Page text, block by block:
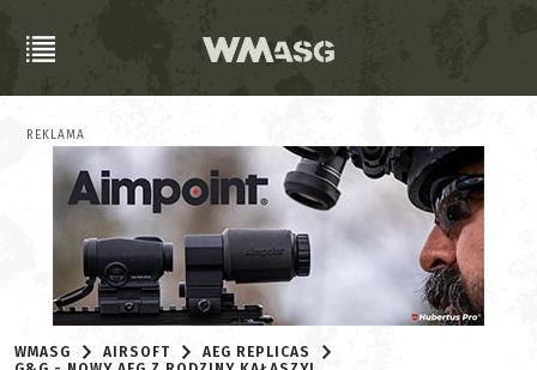
REKLAMA
WMASG AIRSOFT
AEG REPLICAS